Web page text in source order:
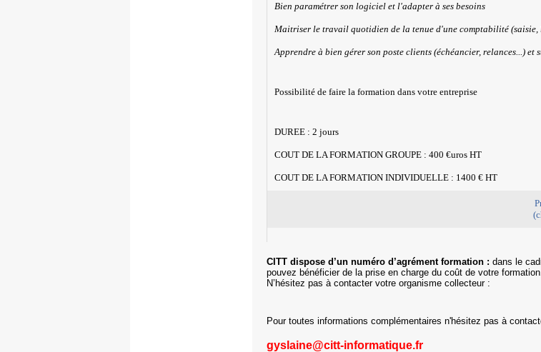
Bien paramétrer son logiciel et l'adapter à ses besoins
Maitriser le travail quotidien de la tenue d'une comptabilité (saisie,
Apprendre à bien gérer son poste clients (échéancier, relances...)
Possibilité de faire la formation dans votre entreprise
DUREE : 2 jours
COUT DE LA FORMATION GROUPE : 400 €uros HT
COUT DE LA FORMATION INDIVIDUELLE : 1400 € HT
CITT dispose d’un numéro d’agrément formation : dans le
pouvez bénéficier de la prise en charge du coût de votre
N’hésitez pas à contacter votre organisme collecteur :
Pour toutes informations complémentaires n'hésitez pas à
gyslaine@citt-informatique.fr